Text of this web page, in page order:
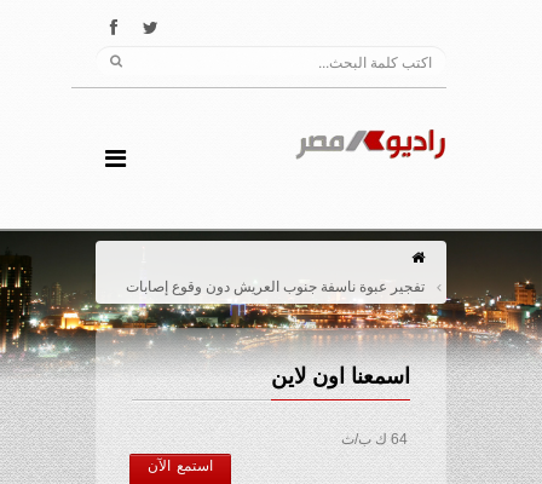
تفجير عبوة ناسفة جنوب العريش دون وقوع إصابات
اسمعنا اون لاين
64 ك ب/ث
استمع الآن